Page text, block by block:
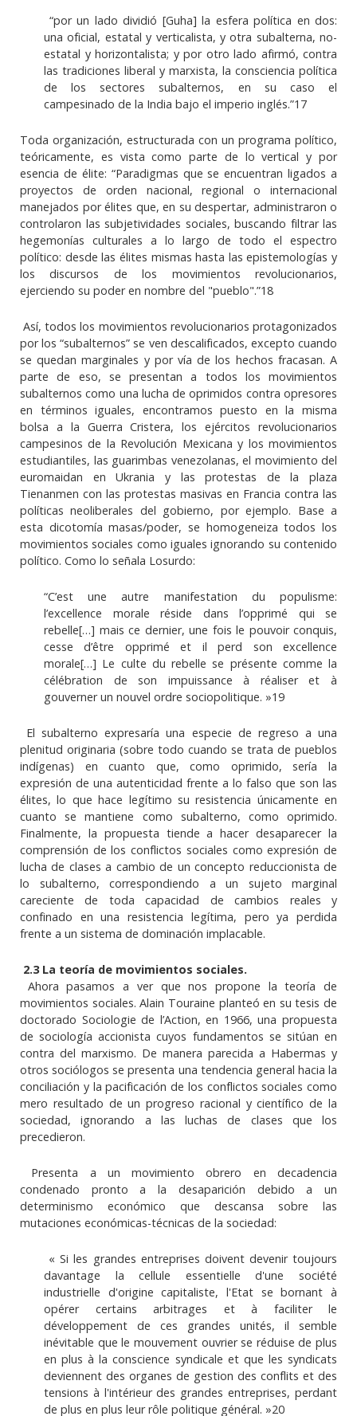
“por un lado dividió [Guha] la esfera política en dos:
una oficial, estatal y verticalista, y otra subalterna, no-
estatal y horizontalista; y por otro lado afirmó, contra
las tradiciones liberal y marxista, la consciencia política
de los sectores subalternos, en su caso el
campesinado de la India bajo el imperio inglés.”17
Toda organización, estructurada con un programa político,
teóricamente, es vista como parte de lo vertical y por
esencia de élite: “Paradigmas que se encuentran ligados a
proyectos de orden nacional, regional o internacional
manejados por élites que, en su despertar, administraron o
controlaron las subjetividades sociales, buscando filtrar las
hegemonías culturales a lo largo de todo el espectro
político: desde las élites mismas hasta las epistemologías y
los discursos de los movimientos revolucionarios,
ejerciendo su poder en nombre del "pueblo".”18
Así, todos los movimientos revolucionarios protagonizados
por los “subalternos” se ven descalificados, excepto cuando
se quedan marginales y por vía de los hechos fracasan. A
parte de eso, se presentan a todos los movimientos
subalternos como una lucha de oprimidos contra opresores
en términos iguales, encontramos puesto en la misma
bolsa a la Guerra Cristera, los ejércitos revolucionarios
campesinos de la Revolución Mexicana y los movimientos
estudiantiles, las guarimbas venezolanas, el movimiento del
euromaidan en Ukrania y las protestas de la plaza
Tienanmen con las protestas masivas en Francia contra las
políticas neoliberales del gobierno, por ejemplo. Base a
esta dicotomía masas/poder, se homogeneiza todos los
movimientos sociales como iguales ignorando su contenido
político. Como lo señala Losurdo:
“C’est une autre manifestation du populisme:
l’excellence morale réside dans l’opprimé qui se
rebelle[…] mais ce dernier, une fois le pouvoir conquis,
cesse d’être opprimé et il perd son excellence
morale[…] Le culte du rebelle se présente comme la
célébration de son impuissance à réaliser et à
gouverner un nouvel ordre sociopolitique. »19
El subalterno expresaría una especie de regreso a una
plenitud originaria (sobre todo cuando se trata de pueblos
indígenas) en cuanto que, como oprimido, sería la
expresión de una autenticidad frente a lo falso que son las
élites, lo que hace legítimo su resistencia únicamente en
cuanto se mantiene como subalterno, como oprimido.
Finalmente, la propuesta tiende a hacer desaparecer la
comprensión de los conflictos sociales como expresión de
lucha de clases a cambio de un concepto reduccionista de
lo subalterno, correspondiendo a un sujeto marginal
careciente de toda capacidad de cambios reales y
confinado en una resistencia legítima, pero ya perdida
frente a un sistema de dominación implacable.
2.3 La teoría de movimientos sociales.
Ahora pasamos a ver que nos propone la teoría de
movimientos sociales. Alain Touraine planteó en su tesis de
doctorado Sociologie de l’Action, en 1966, una propuesta
de sociología accionista cuyos fundamentos se sitúan en
contra del marxismo. De manera parecida a Habermas y
otros sociólogos se presenta una tendencia general hacia la
conciliación y la pacificación de los conflictos sociales como
mero resultado de un progreso racional y científico de la
sociedad, ignorando a las luchas de clases que los
precedieron.
Presenta a un movimiento obrero en decadencia
condenado pronto a la desaparición debido a un
determinismo económico que descansa sobre las
mutaciones económicas-técnicas de la sociedad:
« Si les grandes entreprises doivent devenir toujours
davantage la cellule essentielle d'une société
industrielle d'origine capitaliste, l'Etat se bornant à
opérer certains arbitrages et à faciliter le
développement de ces grandes unités, il semble
inévitable que le mouvement ouvrier se réduise de plus
en plus à la conscience syndicale et que les syndicats
deviennent des organes de gestion des conflits et des
tensions à l'intérieur des grandes entreprises, perdant
de plus en plus leur rôle politique général. »20